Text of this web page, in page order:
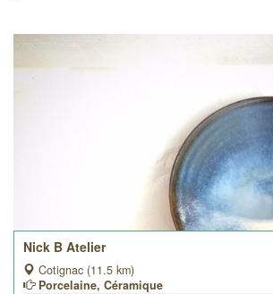
Nick B Atelier
Cotignac (11.5 km)
Porcelaine, Céramique